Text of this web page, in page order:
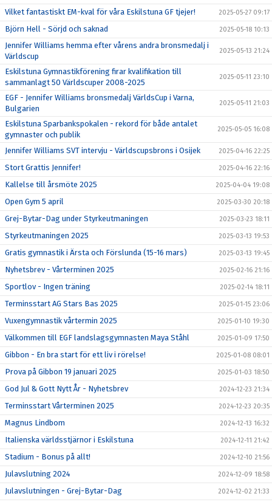
Vilket fantastiskt EM-kval för våra Eskilstuna GF tjejer! 2025-05-27 09:17
Björn Hell - Sörjd och saknad 2025-05-18 10:13
Jennifer Williams hemma efter vårens andra bronsmedalj i
Världscup
2025-05-13 21:24
Eskilstuna Gymnastikförening firar kvalifikation till
sammanlagt 50 Världscuper 2008-2025
2025-05-11 23:10
EGF - Jennifer Williams bronsmedalj VärldsCup i Varna,
Bulgarien
2025-05-11 21:03
Eskilstuna Sparbankspokalen - rekord för både antalet
gymnaster och publik
2025-05-05 16:08
Jennifer Williams SVT intervju - Världscupsbrons i Osijek 2025-04-16 22:25
Stort Grattis Jennifer! 2025-04-16 22:16
Kallelse till årsmöte 2025 2025-04-04 19:08
Open Gym 5 april 2025-03-30 20:18
Grej-Bytar-Dag under Styrkeutmaningen 2025-03-23 18:11
Styrkeutmaningen 2025 2025-03-13 19:53
Gratis gymnastik i Ärsta och Förslunda (15-16 mars) 2025-03-13 19:45
Nyhetsbrev - Vårterminen 2025 2025-02-16 21:16
Sportlov - Ingen träning 2025-02-14 18:11
Terminsstart AG Stars Bas 2025 2025-01-15 23:06
Vuxengymnastik vårtermin 2025 2025-01-10 19:30
Välkommen till EGF landslagsgymnasten Maya Ståhl 2025-01-09 17:50
Gibbon - En bra start för ett liv i rörelse! 2025-01-08 08:01
Prova på Gibbon 19 januari 2025 2025-01-03 18:50
God Jul & Gott Nytt År - Nyhetsbrev 2024-12-23 21:34
Terminsstart Vårterminen 2025 2024-12-23 20:35
Magnus Lindbom 2024-12-13 16:32
Italienska världsstjärnor i Eskilstuna 2024-12-11 21:42
Stadium - Bonus på allt! 2024-12-10 21:56
Julavslutning 2024 2024-12-09 18:58
Julavslutningen - Grej-Bytar-Dag 2024-12-02 21:33